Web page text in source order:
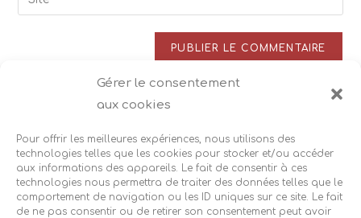
Gérer le consentement
aux cookies
Pour offrir les meilleures expériences, nous utilisons des
technologies telles que les cookies pour stocker et/ou accéder
aux informations des appareils. Le fait de consentir à ces
technologies nous permettra de traiter des données telles que le
comportement de navigation ou les ID uniques sur ce site. Le fait
de ne pas consentir ou de retirer son consentement peut avoir
comment
address
l’URL
savoir plus sur la façon dont les données de vos
commentaires sont traitées